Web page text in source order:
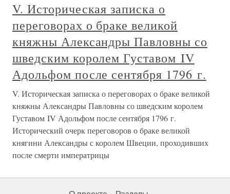
V. Историческая записка о
переговорах о браке великой
княжны Александры Павловны со
шведским королем Густавом IV
Адольфом после сентября 1796 г.
V. Историческая записка о переговорах о браке великой
княжны Александры Павловны со шведским королем
Густавом IV Адольфом после сентября 1796 г.
Исторический очерк переговоров о браке великой
княгини Александры с королем Швеции, проходивших
после смерти императрицы